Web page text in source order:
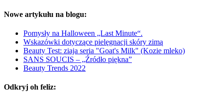
Nowe artykułu na blogu:
Pomysły na Halloween „Last Minute“.
Wskazówki dotyczące pielęgnacji skóry zimą
Beauty Test: ziaja seria "Goat's Milk" (Kozie mleko)
SANS SOUCIS – „Źródło piękna”
Beauty Trends 2022
Odkryj oh feliz: